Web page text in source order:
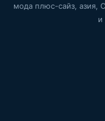
мода плюс-сайз, азия,
и